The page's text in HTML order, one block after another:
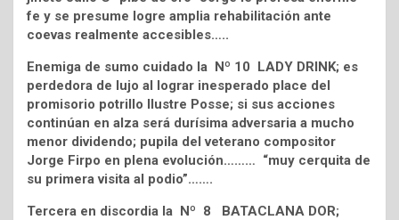
fe y se presume logre amplia rehabilitación ante
coevas realmente accesibles…..
Enemiga de sumo cuidado la Nº 10 LADY DRINK; es
perdedora de lujo al lograr inesperado place del
promisorio potrillo Ilustre Posse; si sus acciones
continúan en alza será durísima adversaria a mucho
menor dividendo; pupila del veterano compositor
Jorge Firpo en plena evolución……… “muy cerquita de
su primera visita al podio”…….
Tercera en discordia la Nº 8 BATACLANA DOR;